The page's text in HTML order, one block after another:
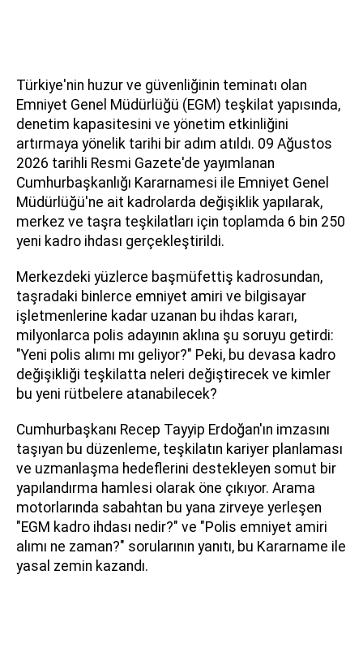
Türkiye'nin huzur ve güvenliğinin teminatı olan
Emniyet Genel Müdürlüğü (EGM) teşkilat yapısında,
denetim kapasitesini ve yönetim etkinliğini
artırmaya yönelik tarihi bir adım atıldı. 09 Ağustos
2026 tarihli Resmi Gazete'de yayımlanan
Cumhurbaşkanlığı Kararnamesi ile Emniyet Genel
Müdürlüğü'ne ait kadrolarda değişiklik yapılarak,
merkez ve taşra teşkilatları için toplamda 6 bin 250
yeni kadro ihdası gerçekleştirildi.
Merkezdeki yüzlerce başmüfettiş kadrosundan,
taşradaki binlerce emniyet amiri ve bilgisayar
işletmenlerine kadar uzanan bu ihdas kararı,
milyonlarca polis adayının aklına şu soruyu getirdi:
"Yeni polis alımı mı geliyor?" Peki, bu devasa kadro
değişikliği teşkilatta neleri değiştirecek ve kimler
bu yeni rütbelere atanabilecek?
Cumhurbaşkanı Recep Tayyip Erdoğan'ın imzasını
taşıyan bu düzenleme, teşkilatın kariyer planlaması
ve uzmanlaşma hedeflerini destekleyen somut bir
yapılandırma hamlesi olarak öne çıkıyor. Arama
motorlarında sabahtan bu yana zirveye yerleşen
"EGM kadro ihdası nedir?" ve "Polis emniyet amiri
alımı ne zaman?" sorularının yanıtı, bu Kararname ile
yasal zemin kazandı.